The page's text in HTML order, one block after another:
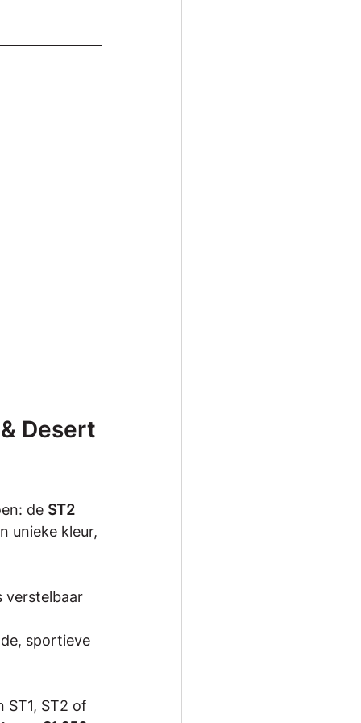
Desert
de ST2
unieke kleur,
verstelbaar
sportieve
ST1, ST2 of